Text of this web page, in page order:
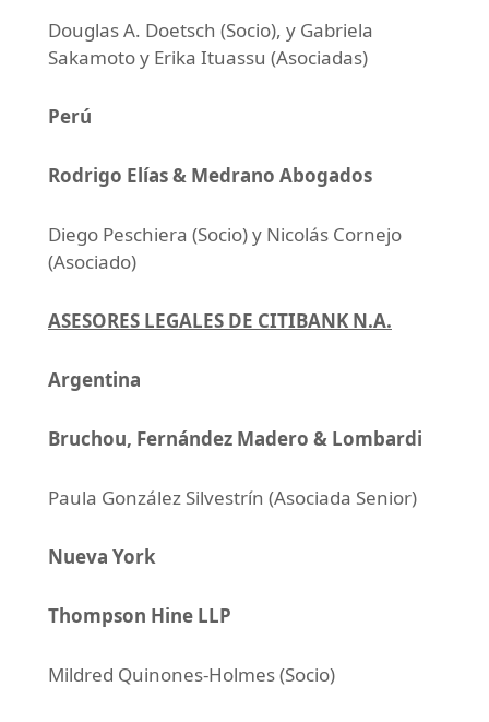
Douglas A. Doetsch (Socio), y Gabriela
Sakamoto y Erika Ituassu (Asociadas)
Perú
Rodrigo Elías & Medrano Abogados
Diego Peschiera (Socio) y Nicolás Cornejo
(Asociado)
ASESORES LEGALES DE CITIBANK N.A.
Argentina
Bruchou, Fernández Madero & Lombardi
Paula González Silvestrín (Asociada Senior)
Nueva York
Thompson Hine LLP
Mildred Quinones-Holmes (Socio)